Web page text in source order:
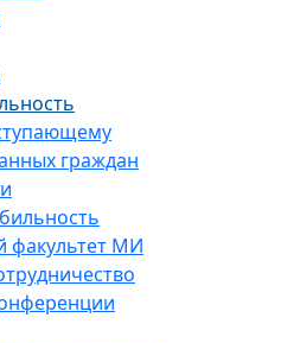
граждан
факультет МИ